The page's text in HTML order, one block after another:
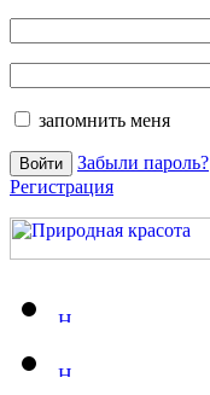
запомнить меня
Забыли пароль?
Регистрация